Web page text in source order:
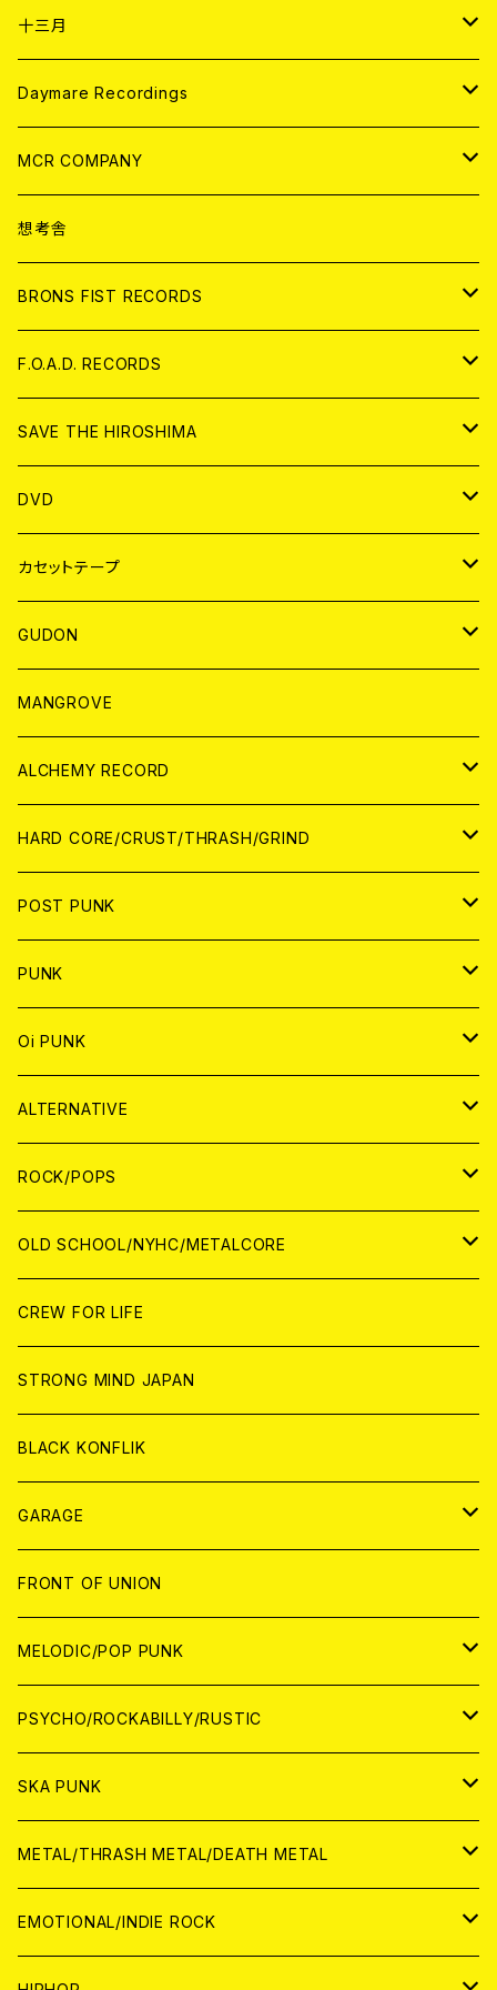
ANALOG
アパレル
CD
ANALOG
十三月
CD
ANALOG
Daymare Recordings
CD
ANALOG
MCR COMPANY
CD
アパレル
ANALOG
想考舎
BRONS FIST RECORDS
CD
ANALOG
F.O.A.D. RECORDS
CD
ANALOG
SAVE THE HIROSHIMA
アパレル
BADGE
DVD
JAPAN
WORLD
カセットテープ
JAPAN
WORLD
GUDON
アパレル
PATCH
アナログ
DIGITAL CONTENTS
MANGROVE
ALCHEMY RECORD
CD
ANALOG
HARD CORE/CRUST/THRASH/GRIND
JAPAN
CD
ANALOG
WORLD
CD
ANALOG
POST PUNK
CD
JAPAN
WORLD
ANALOG
JAPAN
WORLD
PUNK
JAPAN
CD
ANALOG
WORLD
CD
ANALOG
Oi PUNK
JAPAN
CD
ANALOG
WOLRD
CD
ANALOG
ALTERNATIVE
JAPAN
CD
ANALOG
WORLD
CD
ANALOG
ROCK/POPS
JAPAN
CD
ANALOG
WORLD
CD
ANALOG
OLD SCHOOL/NYHC/METALCORE
JAPAN
CD
ANALOG
WORLD
CD
ANALOG
CREW FOR LIFE
STRONG MIND JAPAN
BLACK KONFLIK
GARAGE
JAPAN
アナログ
CD
WORLD
アナログ
CD
FRONT OF UNION
MELODIC/POP PUNK
JAPAN
CD
ANALOG
WORLD
CD
ANALOG
PSYCHO/ROCKABILLY/RUSTIC
JAPAN
CD
ANALOG
WORLD
CD
ANALOG
SKA PUNK
JAPAN
CD
ANALOG
WORLD
CD
METAL/THRASH METAL/DEATH METAL
JAPAN
CD
EMOTIONAL/INDIE ROCK